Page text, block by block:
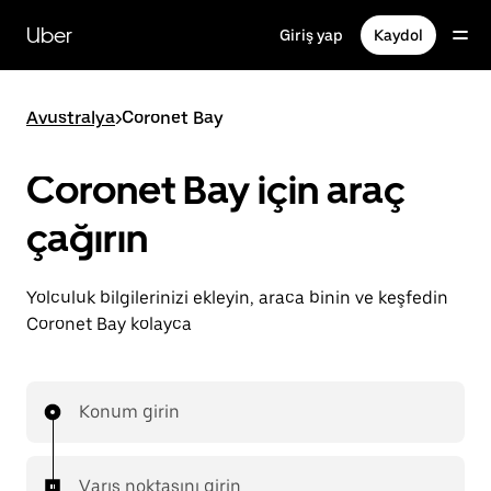
içeriğe
gidinUber Giriş yap Kaydol
Avustralya>Coronet Bay
Coronet Bay için araç
çağırın
Yolculuk bilgilerinizi ekleyin, araca binin ve keşfedin
Coronet Bay kolayca
Konum girin
Varış noktasını girin